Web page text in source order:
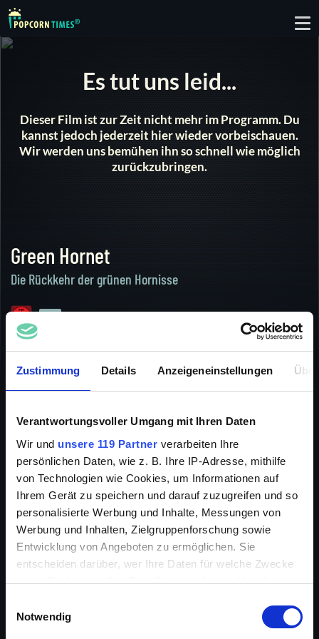
Zustimmung Details Anzeigeneinstellungen
Verantwortungsvoller Umgang mit Ihren Daten
Wir und unsere 119 Partner verarbeiten Ihre
persönlichen Daten, wie z. B. Ihre IP-Adresse, mithilfe
von Technologien wie Cookies, um Informationen auf
Ihrem Gerät zu speichern und darauf zuzugreifen und so
personalisierte Werbung und Inhalte, Messungen von
Werbung und Inhalten, Zielgruppenforschung sowie
Entwicklung von Angeboten zu ermöglichen. Sie
entscheiden darüber, wer Ihre Daten für welche Zwecke
nutzt. Sie können Ihre Einwilligung jederzeit über die
Trigger Symbol ändern oder widerrufen
Notwendig
Es tut uns leid...
Dieser Film ist zur Zeit nicht mehr im Programm. Du
kannst jedoch jederzeit hier wieder vorbeischauen.
Wir werden uns bemühen ihn so schnell wie möglich
zurückzubringen.
Green Hornet
Die Rückkehr der grünen Hornisse
1994 |
FANTASY ABENTEUER ACTION
INFO
Shanghai, aufstrebende Hafenstadt im Osten Chinas.
Hier blüht der Handel, aber auch die Kriminalität. Das
organisierte Verbrechen hat sich die Journalistin Tom
zum Thema gemacht. Bei ihren Recherchen steht ihr
ein geheimnisvoller Maskenmann zur Seite.
Regie
Ching-Ying Lam
Rongguang Yu, Ching-Ying Lam